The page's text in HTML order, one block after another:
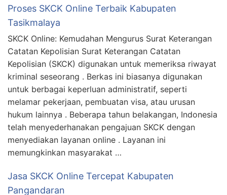
Proses SKCK Online Terbaik Kabupaten
Tasikmalaya
SKCK Online: Kemudahan Mengurus Surat Keterangan
Catatan Kepolisian Surat Keterangan Catatan
Kepolisian (SKCK) digunakan untuk memeriksa riwayat
kriminal seseorang . Berkas ini biasanya digunakan
untuk berbagai keperluan administratif, seperti
melamar pekerjaan, pembuatan visa, atau urusan
hukum lainnya . Beberapa tahun belakangan, Indonesia
telah menyederhanakan pengajuan SKCK dengan
menyediakan layanan online . Layanan ini
memungkinkan masyarakat …
Jasa SKCK Online Tercepat Kabupaten
Pangandaran